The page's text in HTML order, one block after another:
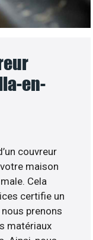
en-
couvreur
maison
Cela
certifie un
prenons
matériaux